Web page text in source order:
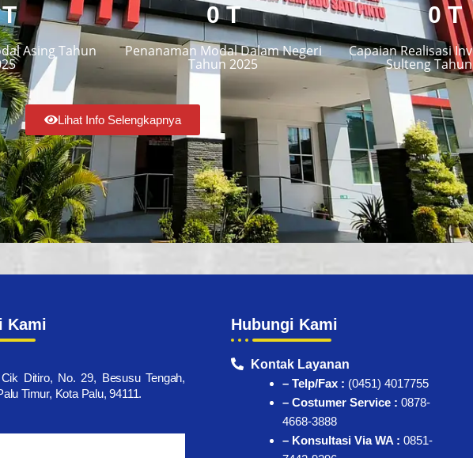
Asing Tahun
0T
Penanaman Modal Dalam Negeri
Tahun 2025
0T
Capaian Realisasi
Sulteng
Lihat Info Selengkapnya
Kami
Ditiro, No. 29, Besusu Tengah,
Timur, Kota Palu, 94111.
Hubungi Kami
Kontak Layanan
– Telp/Fax : (0451) 4017755
– Costumer Service : 0878-
4668-3888
– Konsultasi Via WA : 0851-